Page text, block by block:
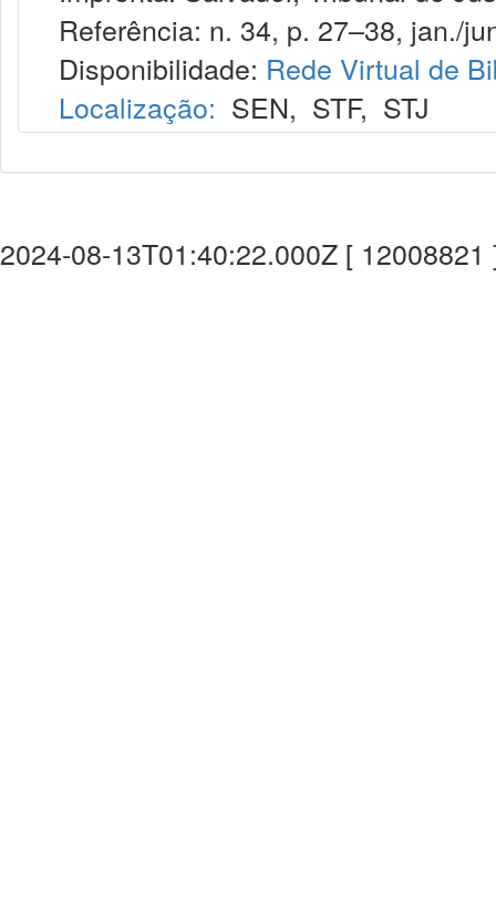
Referência: n. 34, p. 27–38, jan./
Disponibilidade: Rede Virtual de
Localização: SEN, STF, STJ
2024-08-13T01:40:22.000Z [ 12008821